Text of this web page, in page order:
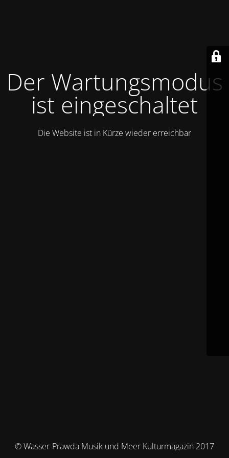
Der Wartungsmodus
ist eingeschaltet
Die Website ist in Kürze wieder erreichbar
© Wasser-Prawda Musik und Meer Kulturmagazin 2017